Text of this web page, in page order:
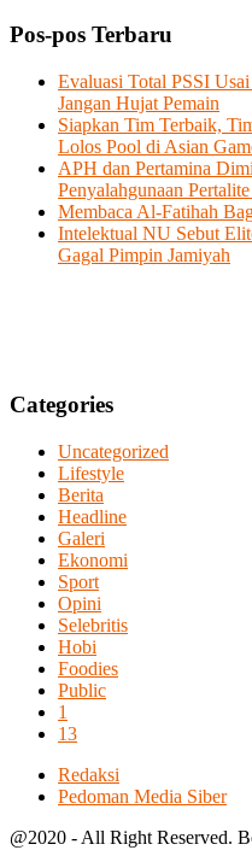
Pos-pos Terbaru
Evaluasi Total PSSI
Jangan Hujat Pemain
Siapkan Tim Terbaik,
Lolos Pool di Asian
APH dan Pertamina
Penyalahgunaan
Membaca Al-Fatihah
Intelektual NU Sebut
Gagal Pimpin Jamiyah
Categories
Uncategorized
Lifestyle
Berita
Headline
Galeri
Ekonomi
Sport
Opini
Selebritis
Hobi
Foodies
Public
1
13
Redaksi
Pedoman Media Siber
@2020 - All Right Reserved.